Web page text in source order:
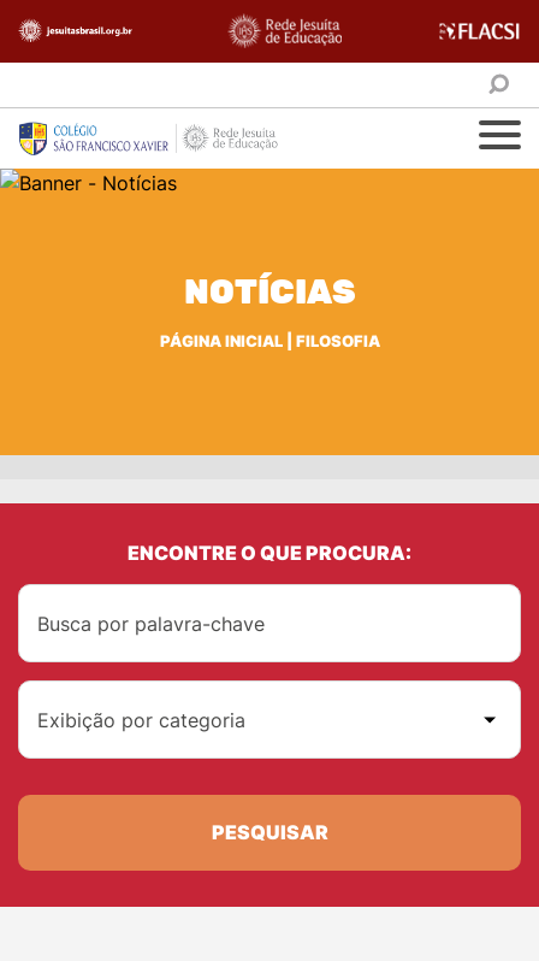
NOTÍCIAS
PÁGINA INICIAL| FILOSOFIA
ENCONTRE O QUE PROCURA:
Exibição por categoria
PESQUISAR